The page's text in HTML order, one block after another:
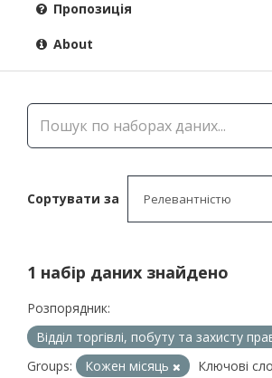
Пропозиція
About
Сортувати за
1 набір даних знайдено
Розпорядник:
Відділ торгівлі, побуту та захисту
Groups:
Кожен місяць
Ключові